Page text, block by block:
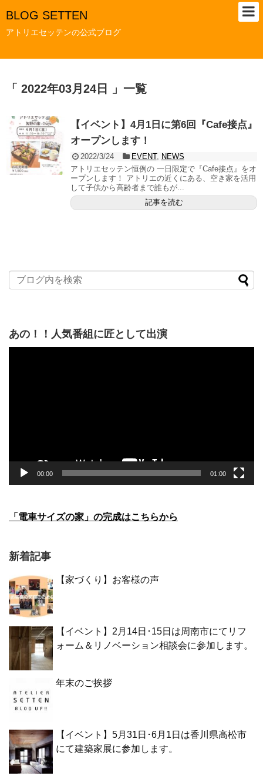
BLOG SETTEN
アトリエセッテンの公式ブログ
「 2022年03月24日 」一覧
【イベント】4月1日に第6回『Cafe接点』
オープンします！
2022/3/24 EVENT, NEWS
アトリエセッテン恒例の 一日限定で『Cafe接点』をオ
ープンします！ アトリエの近くにある、空き家を活用
して子供から高齢者まで誰もが...
記事を読む
あの！！人気番組に匠として出演
00:00 01:00
「電車サイズの家」の完成はこちらから
新着記事
【家づくり】お客様の声
【イベント】2月14日･15日は周南市にてリフ
ォーム＆リノベーション相談会に参加します。
年末のご挨拶
【イベント】5月31日･6月1日は香川県高松市
にて建築家展に参加します。